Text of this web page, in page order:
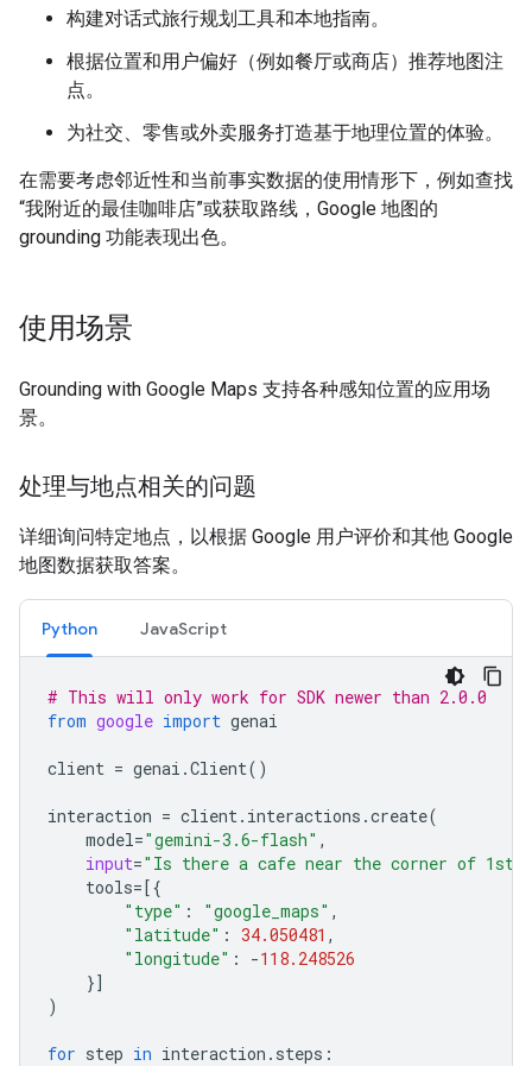
构建对话式旅行规划工具和本地指南。
根据位置和用户偏好（例如餐厅或商店）推荐地图注
点。
为社交、零售或外卖服务打造基于地理位置的体验。
在需要考虑邻近性和当前事实数据的使用情形下，例如查找
“我附近的最佳咖啡店”或获取路线，Google 地图的
grounding 功能表现出色。
使用场景
Grounding with Google Maps 支持各种感知位置的应用场
景。
处理与地点相关的问题
详细询问特定地点，以根据 Google 用户评价和其他 Google
地图数据获取答案。
Python JavaScript
# This will only work for SDK newer than 2.0.0
from google import genai
client = genai .Client()
interaction = client. interactions .create(
model="gemini-3.6-flash" ,
input="Is there a cafe near the corner of 1st
tools=[{
"type" : "google_maps" ,
"latitude" : 34.050481 ,
"longitude" : -118.248526
}]
)
for step in interaction . steps :